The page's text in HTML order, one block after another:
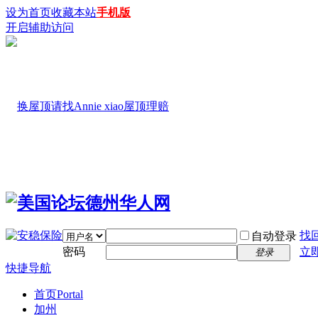
设为首页收藏本站手机版
开启辅助访问
自动登录 找
密码
登录
立
快捷导航
首页Portal
加州